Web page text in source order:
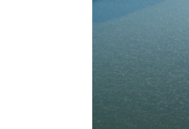
차량 탑승
SAILING CLUB 이동
프리타임